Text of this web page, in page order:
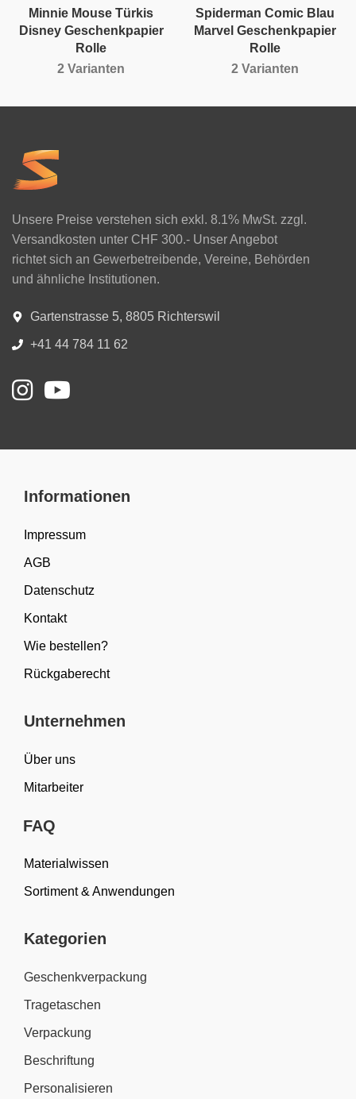
Minnie Mouse Türkis
Disney Geschenkpapier
Rolle
2 Varianten
Spiderman Comic Blau
Marvel Geschenkpapier
Rolle
2 Varianten
Unsere Preise verstehen sich exkl. 8.1% MwSt. zzgl.
Versandkosten unter CHF 300.- Unser Angebot
richtet sich an Gewerbetreibende, Vereine, Behörden
und ähnliche Institutionen.
Gartenstrasse 5, 8805 Richterswil
+41 44 784 11 62
Informationen
Impressum
AGB
Datenschutz
Kontakt
Wie bestellen?
Rückgaberecht
Unternehmen
Über uns
Mitarbeiter
FAQ
Materialwissen
Sortiment & Anwendungen
Kategorien
Geschenkverpackung
Tragetaschen
Verpackung
Beschriftung
Personalisieren